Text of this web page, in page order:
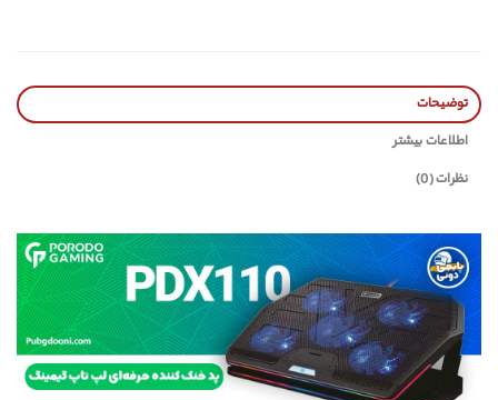
توضیحات
اطلاعات بیشتر
نظرات (0)